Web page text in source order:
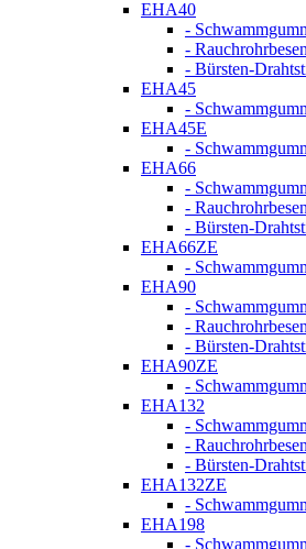
EHA40
-
-
- Bürsten-
EHA45
-
EHA45E
-
EHA66
-
-
- Bürsten-
EHA66ZE
-
EHA90
-
-
- Bürsten-
EHA90ZE
-
EHA132
-
-
- Bürsten-
EHA132ZE
-
EHA198
-